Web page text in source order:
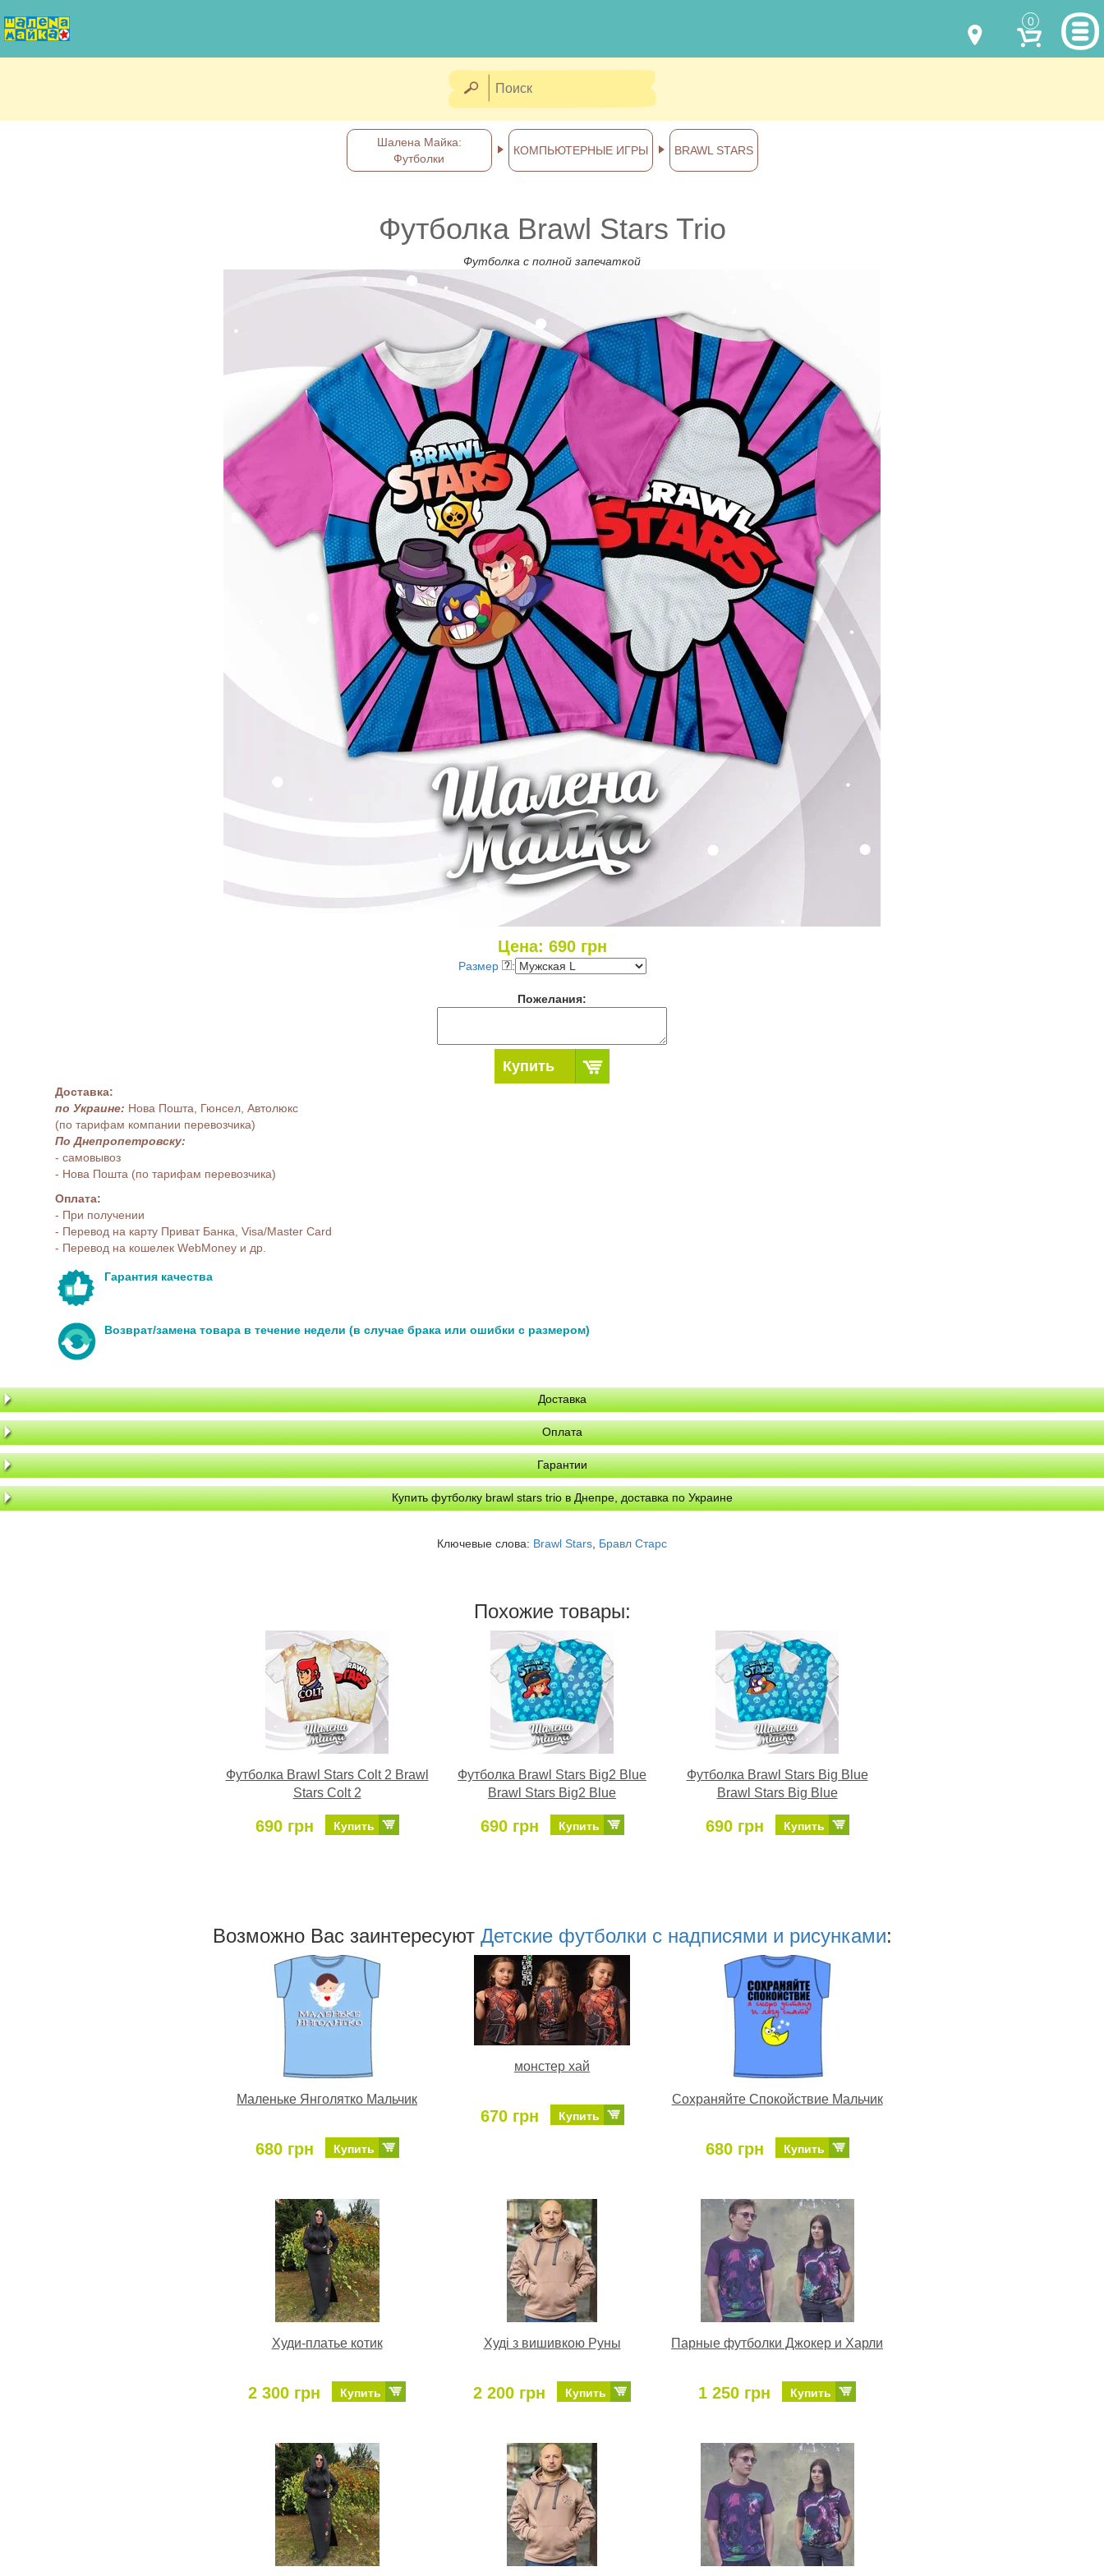
0
Шалена Майка:
Футболки
КОМПЬЮТЕРНЫЕ ИГРЫ BRAWL STARS
Футболка Brawl Stars Trio
Футболка с полной запечаткой
Цена: 690грн
Размер :
Пожелания:
Купить
Доставка:
по Украине: Нова Пошта, Гюнсел, Автолюкс
(по тарифам компании перевозчика)
По Днепропетровску:
- самовывоз
- Нова Пошта (по тарифам перевозчика)
Оплата:
- При получении
- Перевод на карту Приват Банка, Visa/Master Card
- Перевод на кошелек WebMoney и др.
Гарантия качества
Возврат/замена товара в течение недели (в случае брака или ошибки с размером)
Доставка
Оплата
Гарантии
Купить футболку brawl stars trio в Днепре, доставка по Украине
Ключевые слова: Brawl Stars Бравл Старс
Похожие товары:
Футболка Brawl Stars Colt 2 Brawl
Stars Colt 2
690 грн Купить
Футболка Brawl Stars Big2 Blue
Brawl Stars Big2 Blue
690 грн Купить
Футболка Brawl Stars Big Blue
Brawl Stars Big Blue
690 грн Купить
Возможно Ваc заинтересуют Детские футболки с надписями и рисунками:
Маленьке Янголятко Мальчик
680 грн Купить
монстер хай
670 грн Купить
Сохраняйте Спокойствие Мальчик
680 грн Купить
Худи-платье котик
2 300 грн Купить
Худі з вишивкою Руны
2 200 грн Купить
Парные футболки Джокер и Харли
1 250 грн Купить